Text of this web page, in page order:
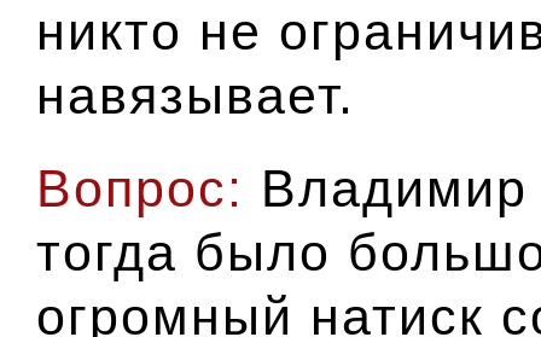
никто не
навязывает.
Вопрос: Владимир
тогда было
огромный натиск